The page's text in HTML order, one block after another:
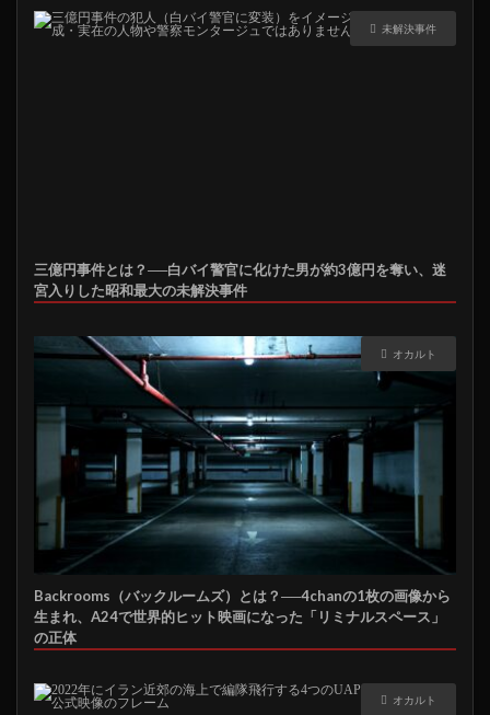
未解決事件
三億円事件とは？──白バイ警官に化けた男が約3億円を奪い、迷
宮入りした昭和最大の未解決事件
オカルト
Backrooms（バックルームズ）とは？──4chanの1枚の画像から
生まれ、A24で世界的ヒット映画になった「リミナルスペース」
の正体
オカルト